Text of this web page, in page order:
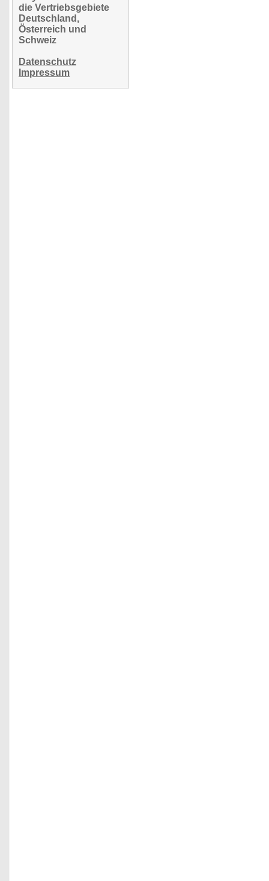
die Vertriebsgebiete
Deutschland,
Österreich und
Schweiz
Datenschutz
Impressum